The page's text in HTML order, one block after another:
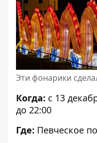
Эти фонарики
Когда: с 13
до 22:00
Где: Певческое